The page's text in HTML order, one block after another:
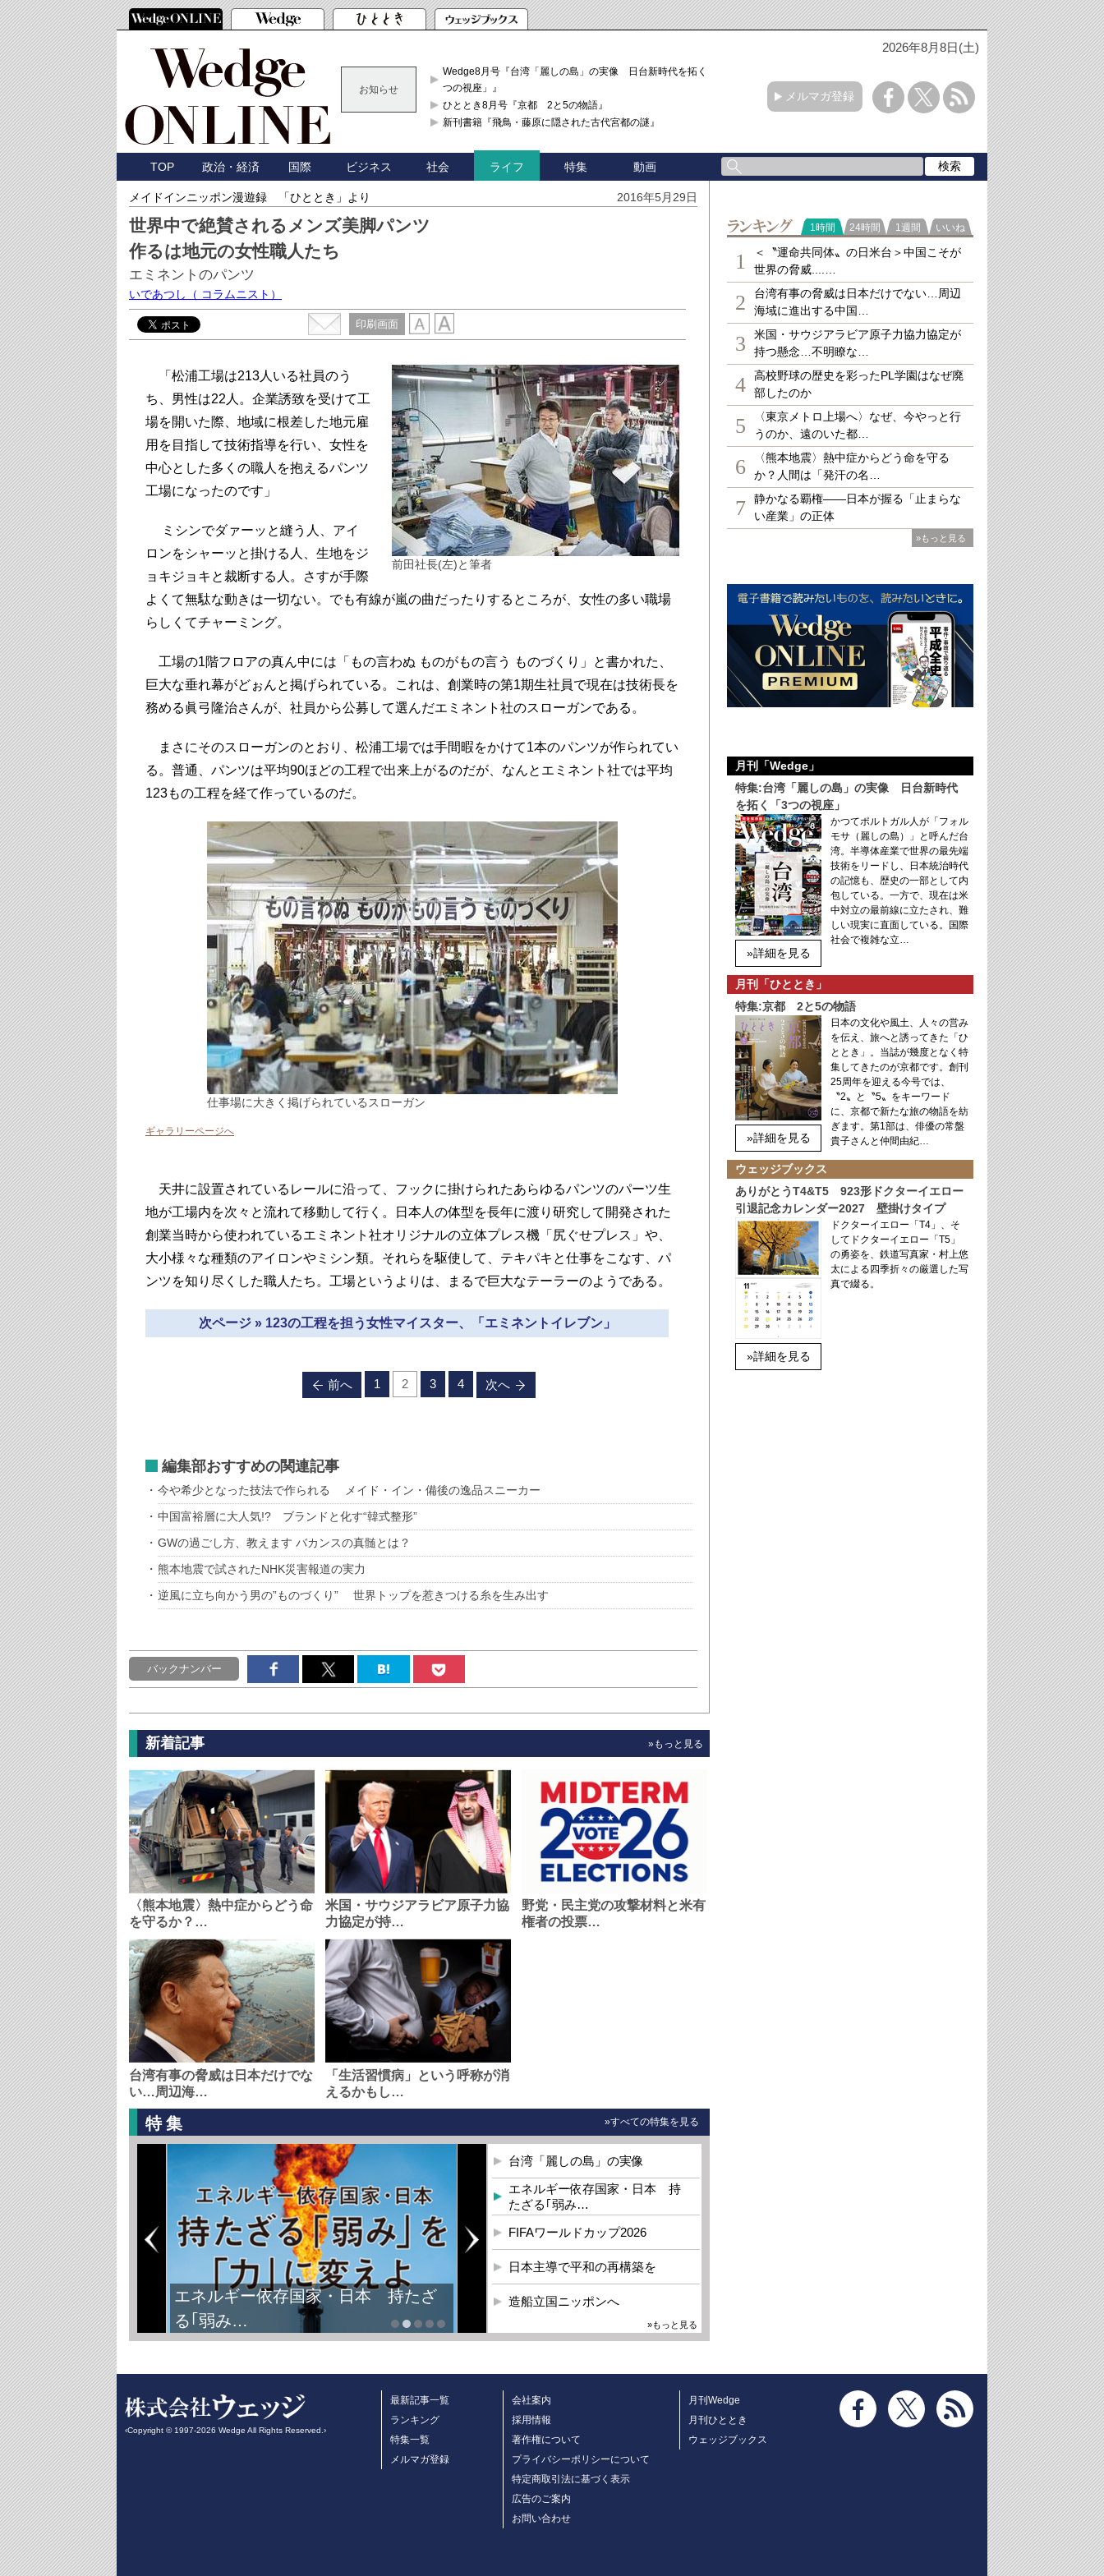
2026年8月8日(土)
お知らせ
Wedge8月号『台湾「麗しの島」の実像 日台新時代を拓く「3
つの視座」』
ひととき8月号『京都 2と5の物語』
新刊書籍『飛鳥・藤原に隠された古代宮都の謎』
メルマガ登録
TOP 政治・経済 国際 ビジネス 社会 ライフ 特集 動画
メイドインニッポン漫遊録 「ひととき」より 2016年5月29日
世界中で絶賛されるメンズ美脚パンツ
作るは地元の女性職人たち
エミネントのパンツ
いであつし （ コラムニスト）
印刷画面
前田社長(左)と筆者
「松浦工場は213人いる社員のう
ち、男性は22人。企業誘致を受けて工
場を開いた際、地域に根差した地元雇
用を目指して技術指導を行い、女性を
中心とした多くの職人を抱えるパンツ
工場になったのです」
ミシンでダァーッと縫う人、アイ
ロンをシャーッと掛ける人、生地をジ
ョキジョキと裁断する人。さすが手際
よくて無駄な動きは一切ない。でも有線が嵐の曲だったりするところが、女性の多い職場
らしくてチャーミング。
工場の1階フロアの真ん中には「もの言わぬ ものがもの言う ものづくり」と書かれた、
巨大な垂れ幕がどぉんと掲げられている。これは、創業時の第1期生社員で現在は技術長を
務める眞弓隆治さんが、社員から公募して選んだエミネント社のスローガンである。
まさにそのスローガンのとおり、松浦工場では手間暇をかけて1本のパンツが作られてい
る。普通、パンツは平均90ほどの工程で出来上がるのだが、なんとエミネント社では平均
123もの工程を経て作っているのだ。
仕事場に大きく掲げられているスローガン
ギャラリーページへ
天井に設置されているレールに沿って、フックに掛けられたあらゆるパンツのパーツ生
地が工場内を次々と流れて移動して行く。日本人の体型を長年に渡り研究して開発された
創業当時から使われているエミネント社オリジナルの立体プレス機「尻ぐせプレス」や、
大小様々な種類のアイロンやミシン類。それらを駆使して、テキパキと仕事をこなす、パ
ンツを知り尽くした職人たち。工場というよりは、まるで巨大なテーラーのようである。
次ページ » 123の工程を担う女性マイスター、「エミネントイレブン」
前へ 1 2 3 4 次へ
編集部おすすめの関連記事
今や希少となった技法で作られる メイド・イン・備後の逸品スニーカー
中国富裕層に大人気!? ブランドと化す“韓式整形”
GWの過ごし方、教えます バカンスの真髄とは？
熊本地震で試されたNHK災害報道の実力
逆風に立ち向かう男の”ものづくり” 世界トップを惹きつける糸を生み出す
バックナンバー
新着記事 »もっと見る
〈熊本地震〉熱中症からどう命
を守るか？…
米国・サウジアラビア原子力協
力協定が持…
野党・民主党の攻撃材料と米有
権者の投票…
台湾有事の脅威は日本だけでな
い…周辺海…
「生活習慣病」という呼称が消
えるかもし…
特集 »すべての特集を見る
エネルギー依存国家・日本 持たざ
る｢弱み…
台湾「麗しの島」の実像
エネルギー依存国家・日本 持
たざる｢弱み…
FIFAワールドカップ2026
日本主導で平和の再構築を
造船立国ニッポンへ
»もっと見る
ランキング
1時間 24時間 1週間 いいね
1
＜〝運命共同体〟の日米台＞中国こそが
世界の脅威....…
2
台湾有事の脅威は日本だけでない…周辺
海域に進出する中国…
3
米国・サウジアラビア原子力協力協定が
持つ懸念…不明瞭な…
4
高校野球の歴史を彩ったPL学園はなぜ廃
部したのか
5
〈東京メトロ上場へ〉なぜ、今やっと行
うのか、遠のいた都…
6
〈熊本地震〉熱中症からどう命を守る
か？人間は「発汗の名…
7
静かなる覇権――日本が握る「止まらな
い産業」の正体
»もっと見る
月刊「Wedge」
特集:台湾「麗しの島」の実像 日台新時代
を拓く「3つの視座」
»詳細を見る
かつてポルトガル人が「フォル
モサ（麗しの島）」と呼んだ台
湾。半導体産業で世界の最先端
技術をリードし、日本統治時代
の記憶も、歴史の一部として内
包している。一方で、現在は米
中対立の最前線に立たされ、難
しい現実に直面している。国際
社会で複雑な立…
月刊「ひととき」
特集:京都 2と5の物語
»詳細を見る
日本の文化や風土、人々の営み
を伝え、旅へと誘ってきた「ひ
ととき」。当誌が幾度となく特
集してきたのが京都です。創刊
25周年を迎える今号では、
〝2〟と〝5〟をキーワード
に、京都で新たな旅の物語を紡
ぎます。第1部は、俳優の常盤
貴子さんと仲間由紀…
ウェッジブックス
ありがとうT4&T5 923形ドクターイエロー
引退記念カレンダー2027 壁掛けタイプ
»詳細を見る
ドクターイエロー「T4」、そ
してドクターイエロー「T5」
の勇姿を、鉄道写真家・村上悠
太による四季折々の厳選した写
真で綴る。
‹Copyright © 1997-2026 Wedge All Rights Reserved.›
最新記事一覧
ランキング
特集一覧
メルマガ登録
会社案内
採用情報
著作権について
プライバシーポリシーについて
特定商取引法に基づく表示
広告のご案内
お問い合わせ
月刊Wedge
月刊ひととき
ウェッジブックス